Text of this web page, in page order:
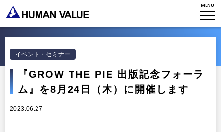
MENU
TOP
WHO WE ARE
HVからのメッセージ
研究員紹介
WHAT WE DO
組織変革
エンゲージメント
STORIES
NEWS
イベント・セミナー
『GROW THE PIE 出版記念フォーラ
ム』を8月24日（木）に開催します
2023.06.27